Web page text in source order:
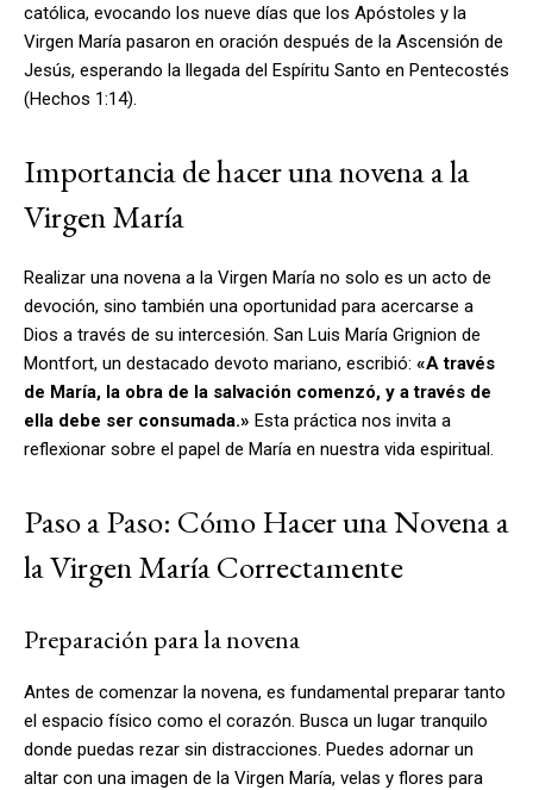
católica, evocando los nueve días que los Apóstoles y la
Virgen María pasaron en oración después de la Ascensión de
Jesús, esperando la llegada del Espíritu Santo en Pentecostés
(Hechos 1:14).
Importancia de hacer una novena a la
Virgen María
Realizar una novena a la Virgen María no solo es un acto de
devoción, sino también una oportunidad para acercarse a
Dios a través de su intercesión. San Luis María Grignion de
Montfort, un destacado devoto mariano, escribió: «A través
de María, la obra de la salvación comenzó, y a través de
ella debe ser consumada.» Esta práctica nos invita a
reflexionar sobre el papel de María en nuestra vida espiritual.
Paso a Paso: Cómo Hacer una Novena a
la Virgen María Correctamente
Preparación para la novena
Antes de comenzar la novena, es fundamental preparar tanto
el espacio físico como el corazón. Busca un lugar tranquilo
donde puedas rezar sin distracciones. Puedes adornar un
altar con una imagen de la Virgen María, velas y flores para